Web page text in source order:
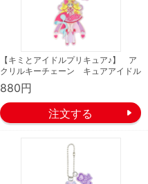
【キミとアイドルプリキュア♪】 ア
クリルキーチェーン キュアアイドル
880円